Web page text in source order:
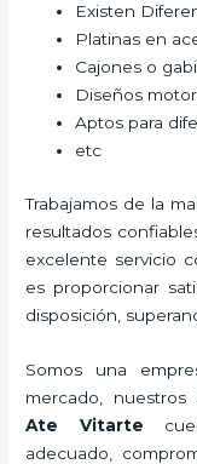
Existen
Platinas en
Cajones o
Diseños
Aptos para
etc
Trabajamos de la
resultados
excelente servicio
es proporcionar
disposición,
Somos una
mercado,
Ate Vitarte
adecuado,